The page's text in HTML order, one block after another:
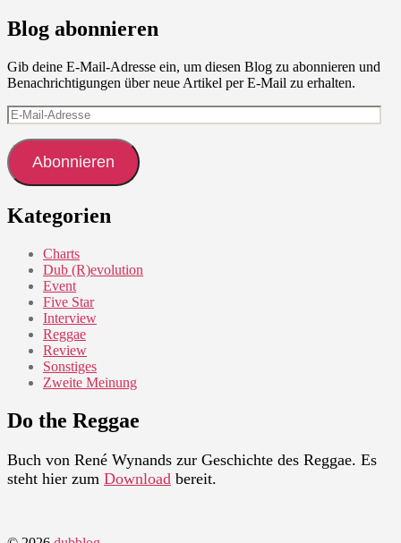
Blog abonnieren
Gib deine E-Mail-Adresse ein, um diesen Blog zu abonnieren und
Benachrichtigungen über neue Artikel per E-Mail zu erhalten.
E-
Mail-
Adresse
Abonnieren
Kategorien
Charts
Dub (R)evolution
Event
Five Star
Interview
Reggae
Review
Sonstiges
Zweite Meinung
Do the Reggae
Buch von René Wynands zur Geschichte des Reggae. Es
steht hier zum Download bereit.